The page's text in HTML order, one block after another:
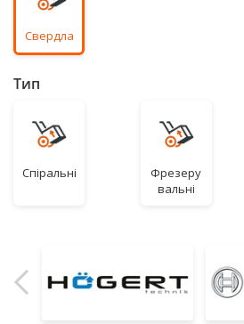
Свердла
Тип
Спіральні
Фрезеру
вальні